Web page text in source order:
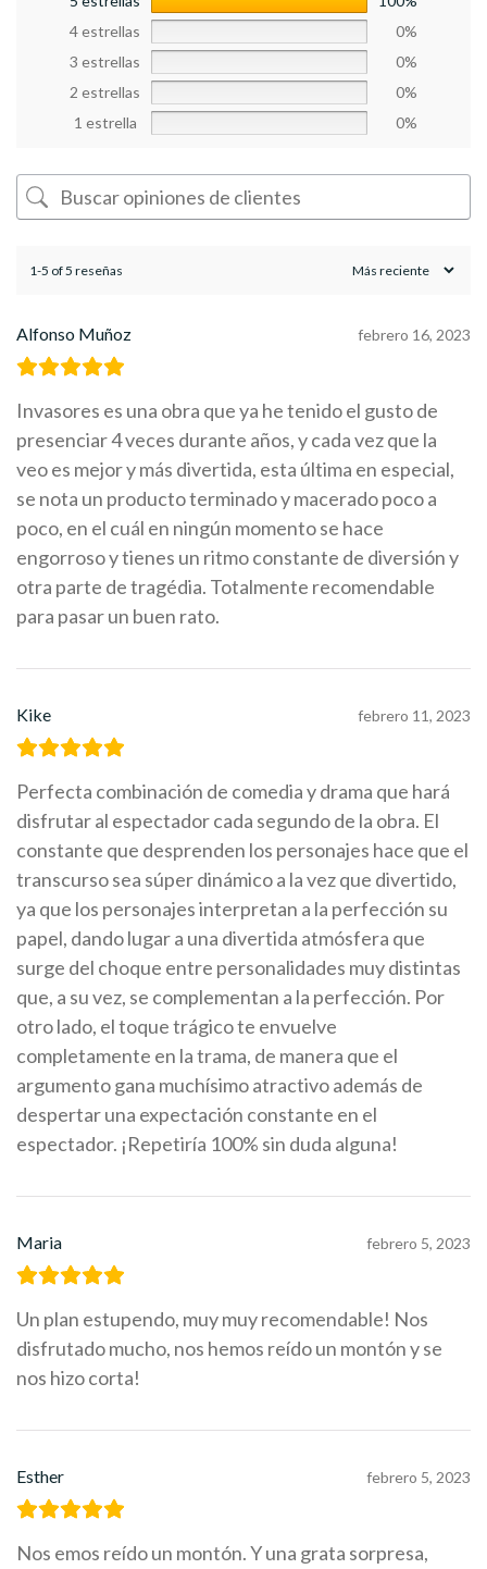
4 estrellas
0%
3 estrellas
0%
2 estrellas
0%
1 estrella
0%
1-5 of 5 reseñas
Alfonso Muñoz febrero 16, 2023
Invasores es una obra que ya he tenido el gusto de
presenciar 4 veces durante años, y cada vez que la
veo es mejor y más divertida, esta última en especial,
se nota un producto terminado y macerado poco a
poco, en el cuál en ningún momento se hace
engorroso y tienes un ritmo constante de diversión y
otra parte de tragédia. Totalmente recomendable
para pasar un buen rato.
Kike febrero 11, 2023
Perfecta combinación de comedia y drama que hará
disfrutar al espectador cada segundo de la obra. El
constante que desprenden los personajes hace que el
transcurso sea súper dinámico a la vez que divertido,
ya que los personajes interpretan a la perfección su
papel, dando lugar a una divertida atmósfera que
surge del choque entre personalidades muy distintas
que, a su vez, se complementan a la perfección. Por
otro lado, el toque trágico te envuelve
completamente en la trama, de manera que el
argumento gana muchísimo atractivo además de
despertar una expectación constante en el
espectador. ¡Repetiría 100% sin duda alguna!
Maria febrero 5, 2023
Un plan estupendo, muy muy recomendable! Nos
disfrutado mucho, nos hemos reído un montón y se
nos hizo corta!
Esther febrero 5, 2023
Nos emos reído un montón. Y una grata sorpresa,